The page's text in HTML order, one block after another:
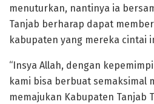
menuturkan, nantinya ia
Tanjab berharap dapat
kabupaten yang mereka cintai
“Insya Allah, dengan
kami bisa berbuat semaksimal
memajukan Kabupaten Tanjab